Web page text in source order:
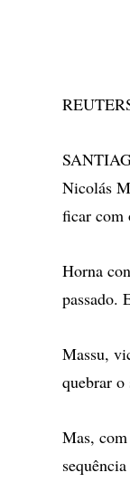
Nicolás
ficar com
Horna
passado.
Massu,
quebrar o
Mas,